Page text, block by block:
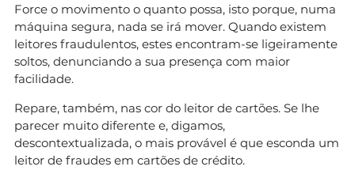
Force o movimento o quanto possa, isto porque, numa
máquina segura, nada se irá mover. Quando existem
leitores fraudulentos, estes encontram-se ligeiramente
soltos, denunciando a sua presença com maior
facilidade.
Repare, também, nas cor do leitor de cartões. Se lhe
parecer muito diferente e, digamos,
descontextualizada, o mais provável é que esconda um
leitor de fraudes em cartões de crédito.